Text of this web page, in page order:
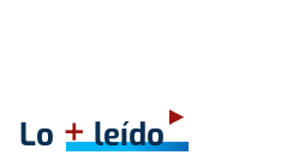
Lo +leído